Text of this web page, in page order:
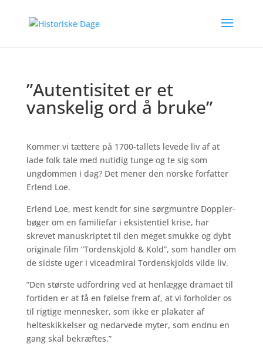
”Autentisitet er et
vanskelig ord å bruke”
Kommer vi tættere på 1700-tallets levede liv af at
lade folk tale med nutidig tunge og te sig som
ungdommen i dag? Det mener den norske forfatter
Erlend Loe.
Erlend Loe, mest kendt for sine sørgmuntre Doppler-
bøger om en familiefar i eksistentiel krise, har
skrevet manuskriptet til den meget smukke og dybt
originale film “Tordenskjold & Kold”, som handler om
de sidste uger i viceadmiral Tordenskjolds vilde liv.
”Den største udfordring ved at henlægge dramaet til
fortiden er at få en følelse frem af, at vi forholder os
til rigtige mennesker, som ikke er plakater af
helteskikkelser og nedarvede myter, som endnu en
gang skal bekræftes.”